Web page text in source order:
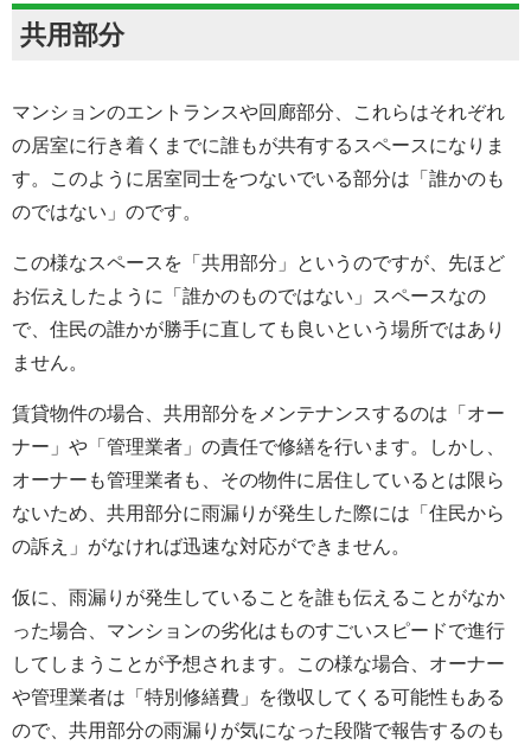
共用部分
マンションのエントランスや回廊部分、これらはそれぞれ
の居室に行き着くまでに誰もが共有するスペースになりま
す。このように居室同士をつないでいる部分は「誰かのも
のではない」のです。
この様なスペースを「共用部分」というのですが、先ほど
お伝えしたように「誰かのものではない」スペースなの
で、住民の誰かが勝手に直しても良いという場所ではあり
ません。
賃貸物件の場合、共用部分をメンテナンスするのは「オー
ナー」や「管理業者」の責任で修繕を行います。しかし、
オーナーも管理業者も、その物件に居住しているとは限ら
ないため、共用部分に雨漏りが発生した際には「住民から
の訴え」がなければ迅速な対応ができません。
仮に、雨漏りが発生していることを誰も伝えることがなか
った場合、マンションの劣化はものすごいスピードで進行
してしまうことが予想されます。この様な場合、オーナー
や管理業者は「特別修繕費」を徴収してくる可能性もある
ので、共用部分の雨漏りが気になった段階で報告するのも